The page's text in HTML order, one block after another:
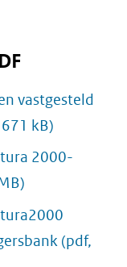
vastgesteld
kB)
2000-
(pdf,